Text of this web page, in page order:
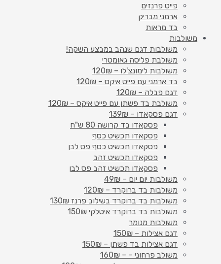
פייט פרנזים
ארמני מבריק
בד מראות
משולבות
משולבות דגם שנהב במבצע השקה!
משולבת פליסה גאומטרי
משולבות לימונצ'לו – 120₪
בד ארמני עם פייט איקס – 120₪
דגם פבלה – 120₪
משולבת בד פשתן עם פייט איקס – 120₪
דגם פסקאדו – 139₪
פסקאדו בד קרושה 80 ש"ח
פסקאדו תכשיט כסף
פסקאדו תכשיט כסף פס לבן
פסקאדו תכשיט זהב
פסקאדו תכשיט זהב פס לבן
משולבות יום יום – 49₪
משולבות בד ברוקרד – 120₪
משולבות בד ברוקרד בשילוב פרנז 130₪
משולבות בד ברוקרד איטלקי 150₪
משולבות מנומר
דגם אצילות – 150₪
דגם אצילות בד פשתן – 150₪
משולב פרחוני – – 160₪